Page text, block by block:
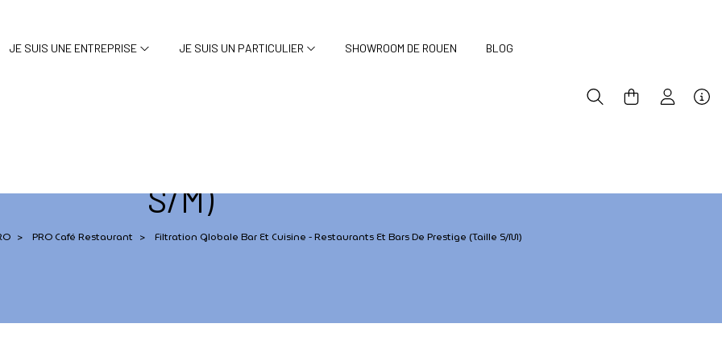
JE SUIS UNE ENTREPRISE JE SUIS UN PARTICULIER SHOWROOM DE ROUEN BLOG
- Restaurants et Bars de Prestige (Taille
S/M)
> PRO Café Restaurant > Filtration Globale Bar Et Cuisine - Restaurants Et Bars De Prestige (Taille S/M)